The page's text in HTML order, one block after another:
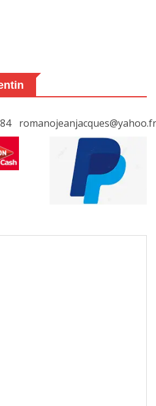
romanojeanjacques@yahoo.fr